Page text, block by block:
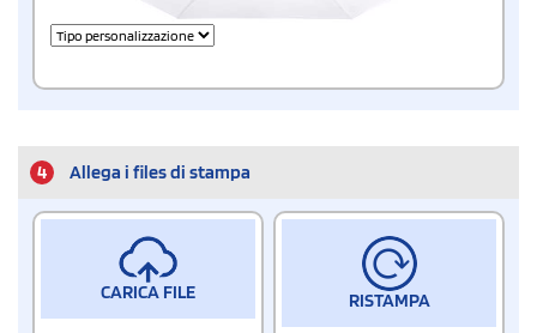
4 Allega i files di stampa
CARICA FILE RISTAMPA